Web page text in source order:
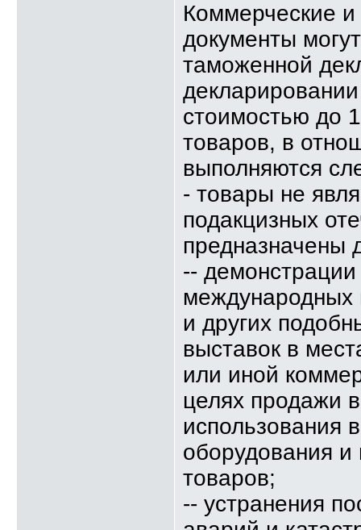
Коммерческие
документы
таможенной
стоимостью до
товаров, в
выполняются
- товары не
подакцизных
предназначены
--
международных
и других
выставок в
или иной
целях продажи
использования
оборудования и
товаров;
-- устранения